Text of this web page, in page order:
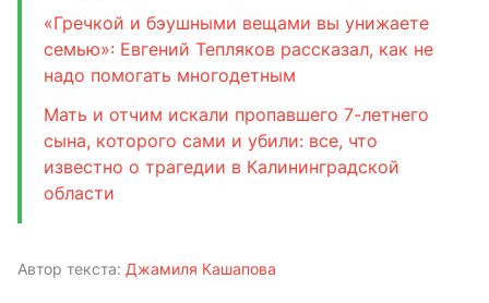
«Гречкой и бэушными вещами вы унижаете
семью»: Евгений Тепляков рассказал, как не
надо помогать многодетным
Мать и отчим искали пропавшего 7-летнего
сына, которого сами и убили: все, что
известно о трагедии в Калининградской
области
Автор текста: Джамиля Кашапова